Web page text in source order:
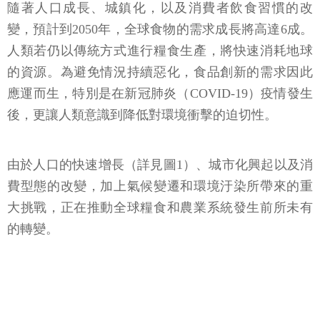
隨著人口成長、城鎮化，以及消費者飲食習慣的改
變，預計到2050年，全球食物的需求成長將高達6成。
人類若仍以傳統方式進行糧食生產，將快速消耗地球
的資源。為避免情況持續惡化，食品創新的需求因此
應運而生，特別是在新冠肺炎（COVID-19）疫情發生
後，更讓人類意識到降低對環境衝擊的迫切性。
由於人口的快速增長（詳見圖1）、城市化興起以及消
費型態的改變，加上氣候變遷和環境汙染所帶來的重
大挑戰，正在推動全球糧食和農業系統發生前所未有
的轉變。